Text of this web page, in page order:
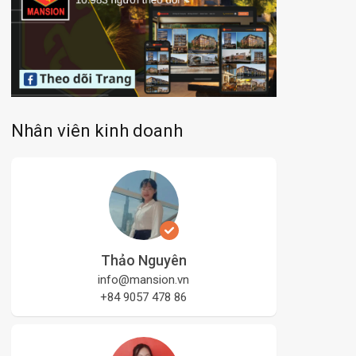
Nhân viên kinh doanh
Thảo Nguyên
info@mansion.vn
+84 9057 478 86